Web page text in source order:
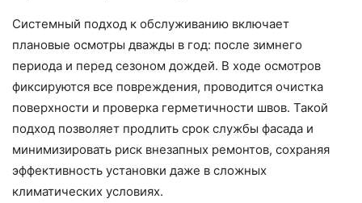
Системный подход к обслуживанию включает
плановые осмотры дважды в год: после зимнего
периода и перед сезоном дождей. В ходе осмотров
фиксируются все повреждения, проводится очистка
поверхности и проверка герметичности швов. Такой
подход позволяет продлить срок службы фасада и
минимизировать риск внезапных ремонтов, сохраняя
эффективность установки даже в сложных
климатических условиях.